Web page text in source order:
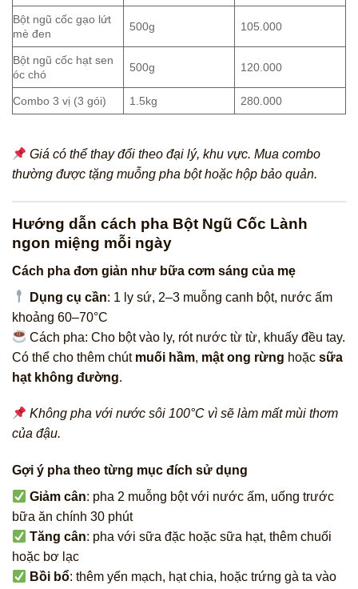
Bột ngũ cốc gạo lứt
mè đen
500g 105.000
Bột ngũ cốc hạt sen
óc chó
500g 120.000
Combo 3 vị (3 gói) 1.5kg 280.000
Giá có thể thay đổi theo đại lý, khu vực. Mua combo
thường được tặng muỗng pha bột hoặc hộp bảo quản.
Hướng dẫn cách pha Bột Ngũ Cốc Lành
ngon miệng mỗi ngày
Cách pha đơn giản như bữa cơm sáng của mẹ
Dụng cụ cần: 1 ly sứ, 2–3 muỗng canh bột, nước ấm
khoảng 60–70°C
Cách pha: Cho bột vào ly, rót nước từ từ, khuấy đều tay.
Có thể cho thêm chút muối hầm, mật ong rừng hoặc sữa
hạt không đường.
Không pha với nước sôi 100°C vì sẽ làm mất mùi thơm
của đậu.
Gợi ý pha theo từng mục đích sử dụng
Giảm cân: pha 2 muỗng bột với nước ấm, uống trước
bữa ăn chính 30 phút
Tăng cân: pha với sữa đặc hoặc sữa hạt, thêm chuối
hoặc bơ lạc
Bồi bổ: thêm yến mạch, hạt chia, hoặc trứng gà ta vào